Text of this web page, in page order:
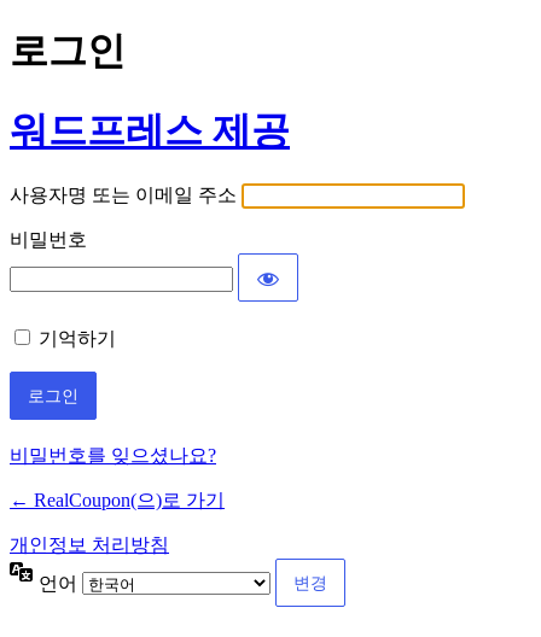
로그인
워드프레스 제공
사용자명 또는 이메일 주소
비밀번호
기억하기
비밀번호를 잊으셨나요?
← RealCoupon(으)로 가기
개인정보 처리방침
언어